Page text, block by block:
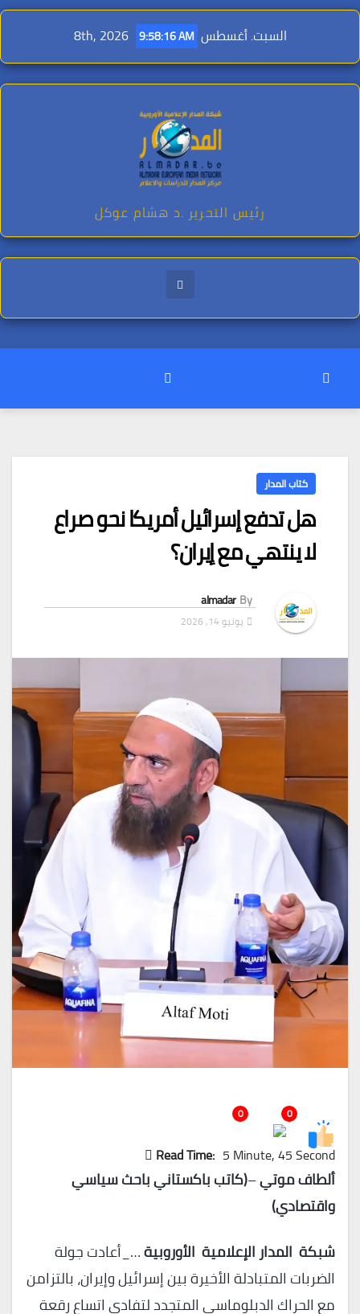
Skip
content
السبت. أغسطس 8th, 2026 9:58:17 AM
رئيس التحرير .د هشام عوكل
كتاب المدار
هل تدفع إسرائيل أمريكا نحو صراع
لا ينتهي مع إيران؟
By
almadar
يونيو 14, 2026
0
0
Read Time: 5 Minute, 45 Second
ألطاف موتي–(كاتب باكستاني باحث سياسي
واقتصادي)
شبكة المدار الإعلامية الأوروبية…_أعادت جولة
الضربات المتبادلة الأخيرة بين إسرائيل وإيران، بالتزامن
مع الحراك الدبلوماسي المتجدد لتفادي اتساع رقعة